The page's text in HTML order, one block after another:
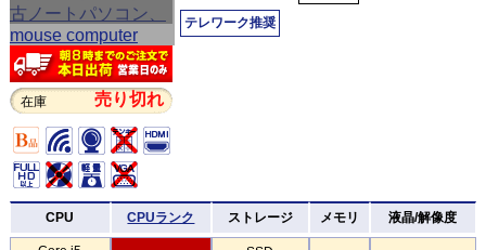
在庫 売り切れ
テレワーク推奨
CPU CPUランク ストレージ メモリ 液晶/解像度